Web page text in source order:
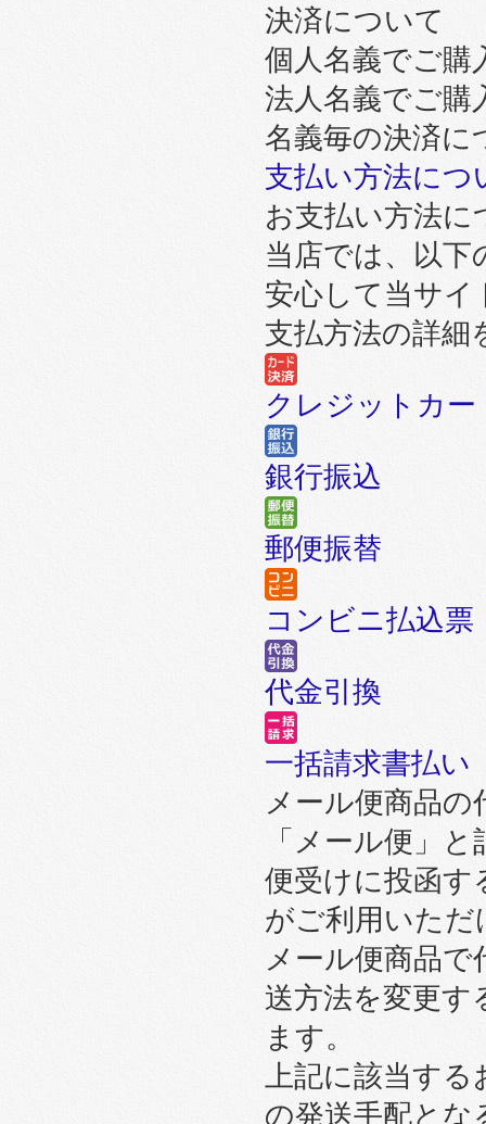
決済について
個人名義でご購
法人名義でご購
名義毎の決済に
支払い方法につ
お支払い方法に
当店では、以
安心して当サイ
支払方法の詳細
クレジットカー
銀行振込
郵便振替
コンビニ払込票
代金引換
一括請求書払い
メール便商品の
「メール便」
便受けに投函す
がご利用いただ
メール便商品で
送方法を変更す
ます。
上記に該当する
の発送手配とな